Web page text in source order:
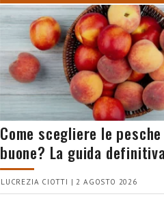
Come scegliere le
buone? La guida definitiva
LUCREZIA CIOTTI | 2 AGOSTO 2026